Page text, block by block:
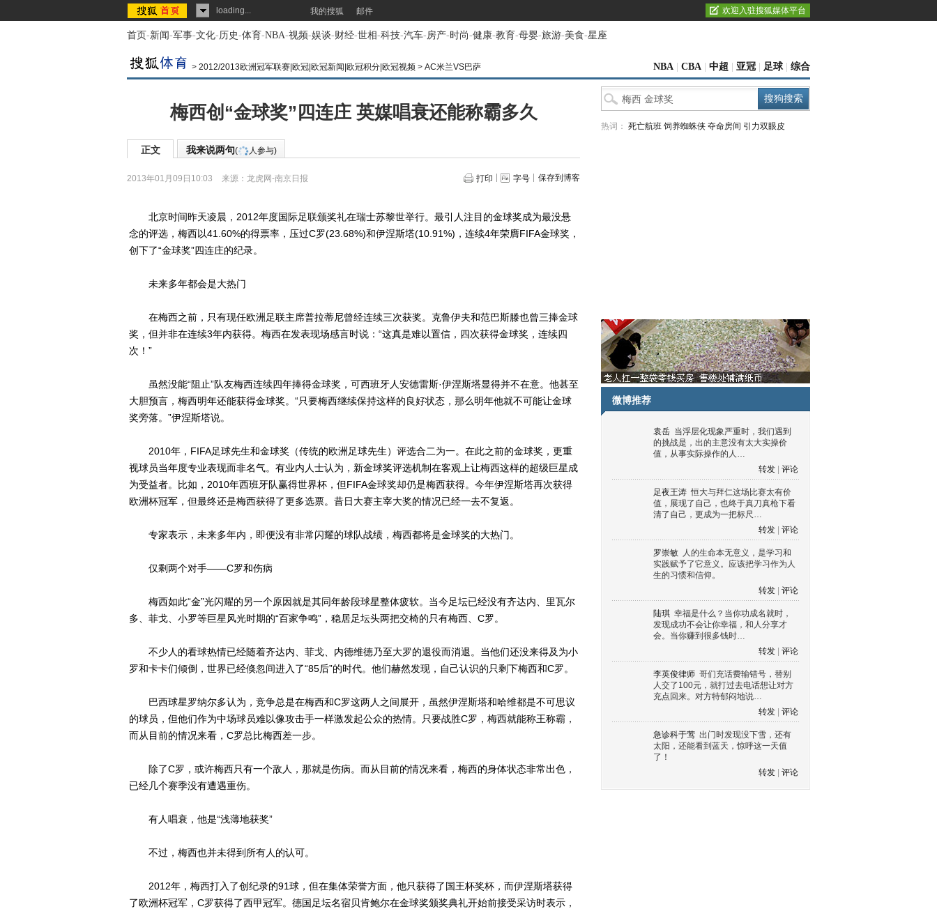
loading... 我的搜狐 邮件 欢迎入驻搜狐媒体平台
首页-新闻-军事-文化-历史-体育-NBA-视频-娱谈-财经-世相-科技-汽车-房产-时尚-健康-教育-母婴-旅游-美食-星座
> 2012/2013欧洲冠军联赛|欧冠|欧冠新闻|欧冠积分|欧冠视频 > AC米兰VS巴萨 NBA CBA 中超 亚冠 足球 综合
梅西创“金球奖”四连庄 英媒唱衰还能称霸多久
正文 我来说两句( 人参与)
2013年01月09日10:03 来源： 龙虎网-南京日报 打印 字号 保存到博客
北京时间昨天凌晨，2012年度国际足联颁奖礼在瑞士苏黎世举行。最引人注目的金球奖成为最没悬
念的评选，梅西以41.60%的得票率，压过C罗(23.68%)和伊涅斯塔(10.91%)，连续4年荣膺FIFA金球奖，
创下了“金球奖”四连庄的纪录。
未来多年都会是大热门
在梅西之前，只有现任欧洲足联主席普拉蒂尼曾经连续三次获奖。克鲁伊夫和范巴斯滕也曾三捧金球
奖，但并非在连续3年内获得。梅西在发表现场感言时说：“这真是难以置信，四次获得金球奖，连续四
次！”
虽然没能“阻止”队友梅西连续四年捧得金球奖，可西班牙人安德雷斯·伊涅斯塔显得并不在意。他甚至
大胆预言，梅西明年还能获得金球奖。“只要梅西继续保持这样的良好状态，那么明年他就不可能让金球
奖旁落。”伊涅斯塔说。
2010年，FIFA足球先生和金球奖（传统的欧洲足球先生）评选合二为一。在此之前的金球奖，更重
视球员当年度专业表现而非名气。有业内人士认为，新金球奖评选机制在客观上让梅西这样的超级巨星成
为受益者。比如，2010年西班牙队赢得世界杯，但FIFA金球奖却仍是梅西获得。今年伊涅斯塔再次获得
欧洲杯冠军，但最终还是梅西获得了更多选票。昔日大赛主宰大奖的情况已经一去不复返。
专家表示，未来多年内，即便没有非常闪耀的球队战绩，梅西都将是金球奖的大热门。
仅剩两个对手——C罗和伤病
梅西如此“金”光闪耀的另一个原因就是其同年龄段球星整体疲软。当今足坛已经没有齐达内、里瓦尔
多、菲戈、小罗等巨星风光时期的“百家争鸣”，稳居足坛头两把交椅的只有梅西、C罗。
不少人的看球热情已经随着齐达内、菲戈、内德维德乃至大罗的退役而消退。当他们还没来得及为小
罗和卡卡们倾倒，世界已经倏忽间进入了“85后”的时代。他们赫然发现，自己认识的只剩下梅西和C罗。
巴西球星罗纳尔多认为，竞争总是在梅西和C罗这两人之间展开，虽然伊涅斯塔和哈维都是不可思议
的球员，但他们作为中场球员难以像攻击手一样激发起公众的热情。只要战胜C罗，梅西就能称王称霸，
而从目前的情况来看，C罗总比梅西差一步。
除了C罗，或许梅西只有一个敌人，那就是伤病。而从目前的情况来看，梅西的身体状态非常出色，
已经几个赛季没有遭遇重伤。
有人唱衰，他是“浅薄地获奖”
不过，梅西也并未得到所有人的认可。
2012年，梅西打入了创纪录的91球，但在集体荣誉方面，他只获得了国王杯奖杯，而伊涅斯塔获得
了欧洲杯冠军，C罗获得了西甲冠军。德国足坛名宿贝肯鲍尔在金球奖颁奖典礼开始前接受采访时表示，
热词： 死亡航班 饲养蜘蛛侠 夺命房间 引力双眼皮
微博推荐
袁岳 当浮层化现象严重时，我们遇到
的挑战是，出的主意没有太大实操价
值，从事实际操作的人…
转发
评论
足夜王涛 恒大与拜仁这场比赛太有价
值，展现了自己，也终于真刀真枪下看
清了自己，更成为一把标尺…
转发
评论
罗崇敏 人的生命本无意义，是学习和
实践赋予了它意义。应该把学习作为人
生的习惯和信仰。
转发
评论
陆琪 幸福是什么？当你功成名就时，
发现成功不会让你幸福，和人分享才
会。当你赚到很多钱时…
转发
评论
李英俊律师 哥们充话费输错号，替别
人交了100元，就打过去电话想让对方
充点回来。对方特郁闷地说…
转发
评论
急诊科于莺 出门时发现没下雪，还有
太阳，还能看到蓝天，惊呼这一天值
了！
转发
评论